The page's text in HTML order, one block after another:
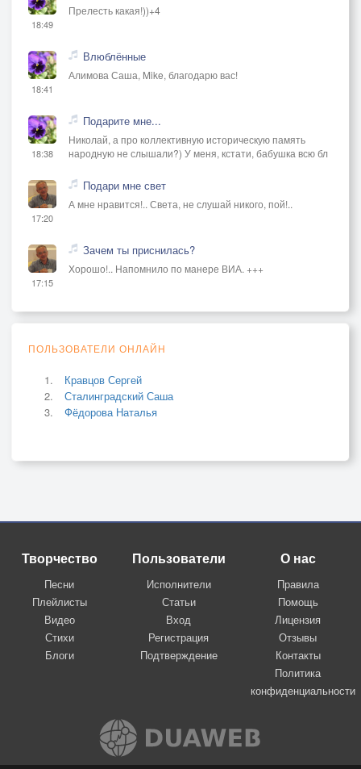
18:49
Прелесть какая!))+4
18:41
Влюблённые
Алимова Саша, Mike, благодарю вас!
18:38
Подарите мне...
Николай, а про коллективную историческую память
народную не слышали?) У меня, кстати, бабушка всю бл
17:20
Подари мне свет
А мне нравится!.. Света, не слушай никого, пой!..
17:15
Зачем ты приснилась?
Хорошо!.. Напомнило по манере ВИА. +++
ПОЛЬЗОВАТЕЛИ ОНЛАЙН
Кравцов Сергей
Сталинградский Саша
Фёдорова Наталья
Творчество
Песни
Плейлисты
Видео
Стихи
Блоги
Пользователи
Исполнители
Статьи
Вход
Регистрация
Подтверждение
О нас
Правила
Помощь
Лицензия
Отзывы
Контакты
Политика
конфиденциальности